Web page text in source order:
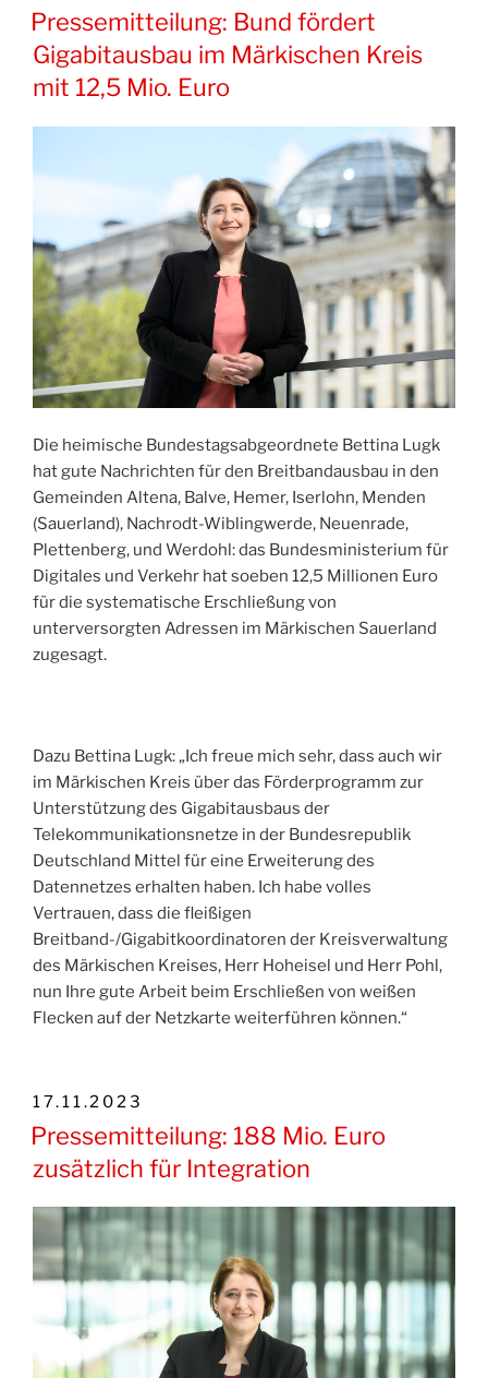
AM
Pressemitteilung: Bund fördert
Gigabitausbau im Märkischen Kreis
mit 12,5 Mio. Euro
Die heimische Bundestagsabgeordnete Bettina Lugk
hat gute Nachrichten für den Breitbandausbau in den
Gemeinden Altena, Balve, Hemer, Iserlohn, Menden
(Sauerland), Nachrodt-Wiblingwerde, Neuenrade,
Plettenberg, und Werdohl: das Bundesministerium für
Digitales und Verkehr hat soeben 12,5 Millionen Euro
für die systematische Erschließung von
unterversorgten Adressen im Märkischen Sauerland
zugesagt.
Dazu Bettina Lugk: „Ich freue mich sehr, dass auch wir
im Märkischen Kreis über das Förderprogramm zur
Unterstützung des Gigabitausbaus der
Telekommunikationsnetze in der Bundesrepublik
Deutschland Mittel für eine Erweiterung des
Datennetzes erhalten haben. Ich habe volles
Vertrauen, dass die fleißigen
Breitband-/Gigabitkoordinatoren der Kreisverwaltung
des Märkischen Kreises, Herr Hoheisel und Herr Pohl,
nun Ihre gute Arbeit beim Erschließen von weißen
Flecken auf der Netzkarte weiterführen können.“
VERÖFFENTLICHT
AM
17.11.2023
Pressemitteilung: 188 Mio. Euro
zusätzlich für Integration